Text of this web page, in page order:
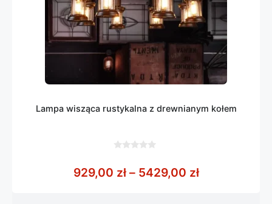
Lampa wisząca rustykalna z drewnianym kołem
5
929,00 zł – 5429,00 złZakres cen: